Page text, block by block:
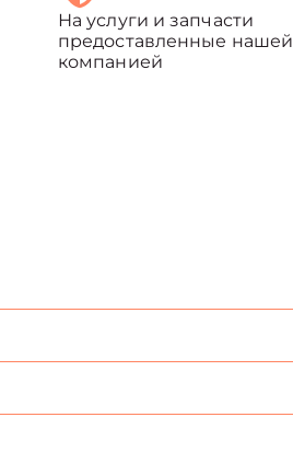
На услуги и запчасти
предоставленные нашей
компанией